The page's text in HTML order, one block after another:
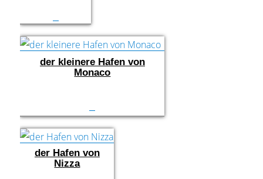
der kleinere Hafen von
Monaco
der Hafen von
Nizza